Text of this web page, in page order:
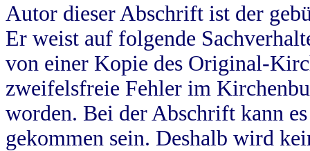
Autor dieser Abschrift ist der
Er weist auf folgende
von einer Kopie des Original-
zweifelsfreie Fehler im
worden. Bei der Abschrift kann
gekommen sein. Deshalb wird